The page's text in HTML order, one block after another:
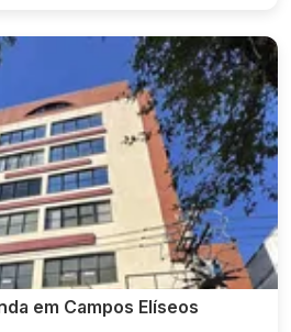
em Campos Elíseos